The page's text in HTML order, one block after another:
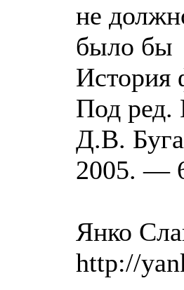
не
было бы
История
Под ред.
Д.В.
2005. —
Янко
http://